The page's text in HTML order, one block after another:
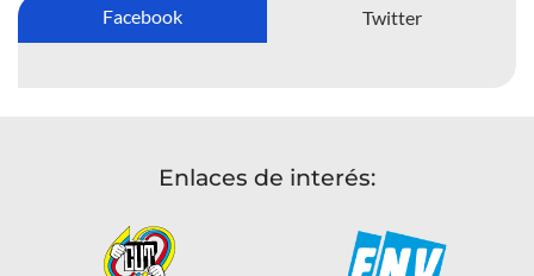
Facebook Twitter
Enlaces de interés: